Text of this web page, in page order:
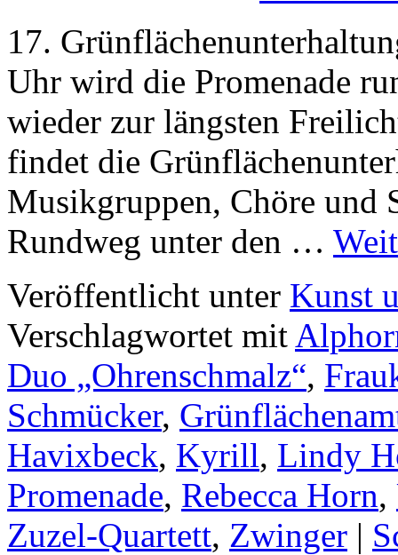
17.
Uhr wird die Promenade
wieder zur längsten
findet die
Musikgruppen, Chöre und
Rundweg unter den …
Veröffentlicht unter Kunst
Verschlagwortet mit
Duo „Ohrenschmalz“,
Schmücker,
Havixbeck, Kyrill, Lindy
Promenade, Rebecca Horn,
Zuzel-Quartett, Zwinger |